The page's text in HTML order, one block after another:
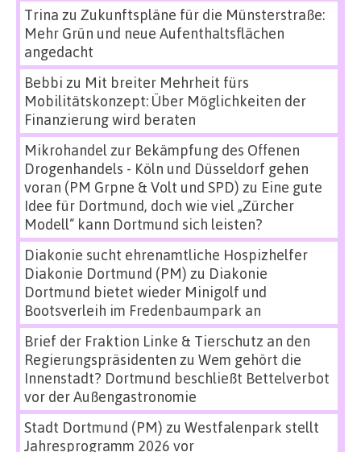
Trina zu Zukunftspläne für die Münsterstraße:
Mehr Grün und neue Aufenthaltsflächen
angedacht
Bebbi zu Mit breiter Mehrheit fürs
Mobilitätskonzept: Über Möglichkeiten der
Finanzierung wird beraten
Mikrohandel zur Bekämpfung des Offenen
Drogenhandels - Köln und Düsseldorf gehen
voran (PM Grpne & Volt und SPD) zu Eine gute
Idee für Dortmund, doch wie viel „Zürcher
Modell“ kann Dortmund sich leisten?
Diakonie sucht ehrenamtliche Hospizhelfer
Diakonie Dortmund (PM) zu Diakonie
Dortmund bietet wieder Minigolf und
Bootsverleih im Fredenbaumpark an
Brief der Fraktion Linke & Tierschutz an den
Regierungspräsidenten zu Wem gehört die
Innenstadt? Dortmund beschließt Bettelverbot
vor der Außengastronomie
Stadt Dortmund (PM) zu Westfalenpark stellt
Jahresprogramm 2026 vor